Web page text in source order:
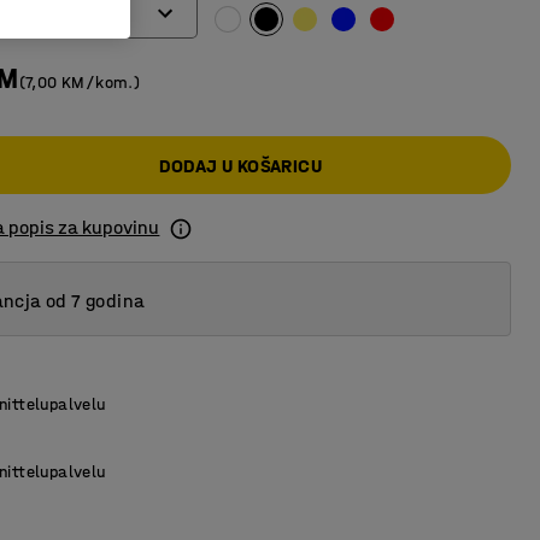
(7,00 KM/kom.)
DODAJ U KOŠARICU
popis za kupovinu
od 7 godina